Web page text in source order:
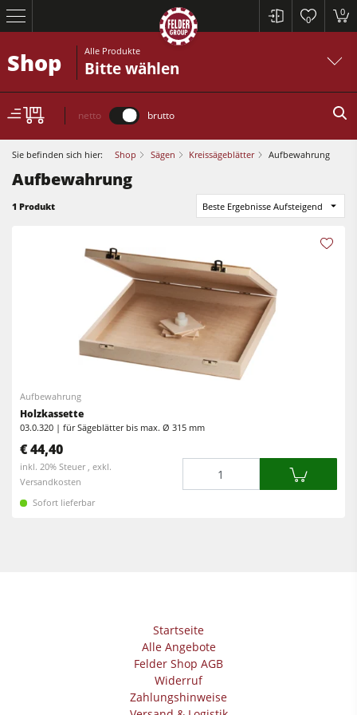
0
0
Kreissägen und Formatkreissägen
Fräsmaschinen
Kreissäge-Fräsmaschinen
Kombimaschinen
CNC-Bearbeitungszentren
Kantenanleimmaschinen
CNC Fenster- und Türenbearbeitung
Breitbandschleifmaschinen
Langband- & Kantenschleifmaschinen
Bürst- und Bürstschleifmaschinen
Heizplattenpressen & Vakuumpressen
Rohluftabsauggeräte
Reinluftabsauggeräte & Entstauber
Kreissägen und Formatkreissägen
Hobelmaschinen
Fräsmaschinen
Kreissäge-Fräsmaschinen
Kombimaschinen
CNC Bearbeitungszentren
Kantenanleimmaschinen
Schleifmaschinen
Bürstmaschine
Absauggeräte & Entstauber
Shop Alle Produkte
Bitte wählen
netto brutto
Sie befinden sich hier: Shop Sägen Kreissägeblätter Aufbewahrung
Aufbewahrung
1 Produkt Beste Ergebnisse Aufsteigend
Aufbewahrung
Holzkassette
03.0.320 | für Sägeblätter bis max. Ø 315 mm
€ 44,40
inkl. 20% Steuer , exkl.
Versandkosten
Sofort lieferbar
Startseite
Alle Angebote
Felder Shop AGB
Widerruf
Zahlungshinweise